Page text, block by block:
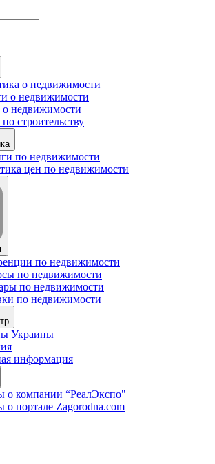
о недвижимости
о недвижимости
о недвижимости
строительству
по недвижимости
цен по недвижимости
по недвижимости
по недвижимости
по недвижимости
по недвижимости
Украины
информация
о компании “РеалЭкспо"
о портале Zagorodna.com